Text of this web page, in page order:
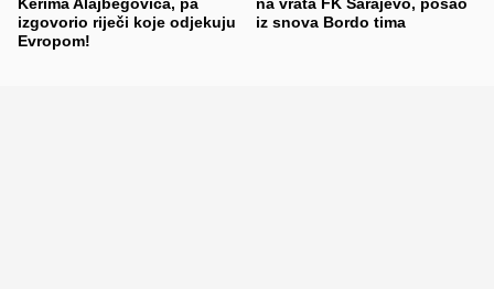
izgovorio riječi koje odjekuju
Evropom!
iz snova Bordo tima